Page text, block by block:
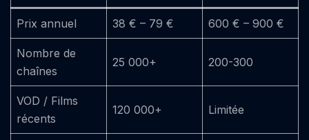
Prix annuel 38 € – 79 € 600 € – 900 €
Nombre de
chaînes
25 000+ 200-300
VOD / Films
récents
120 000+ Limitée